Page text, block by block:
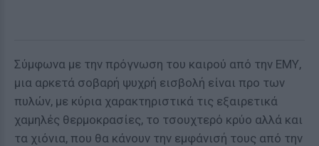
Σύμφωνα με την πρόγνωση του καιρού από την ΕΜΥ,
μια αρκετά σοβαρή ψυχρή εισβολή είναι προ των
πυλών, με κύρια χαρακτηριστικά τις εξαιρετικά
χαμηλές θερμοκρασίες, το τσουχτερό κρύο αλλά και
τα χιόνια, που θα κάνουν την εμφάνισή τους από την